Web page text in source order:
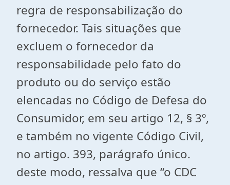
regra de responsabilização do
fornecedor. Tais situações que
excluem o fornecedor da
responsabilidade pelo fato do
produto ou do serviço estão
elencadas no Código de Defesa do
Consumidor, em seu artigo 12, § 3º,
e também no vigente Código Civil,
no artigo. 393, parágrafo único.
deste modo, ressalva que “o CDC